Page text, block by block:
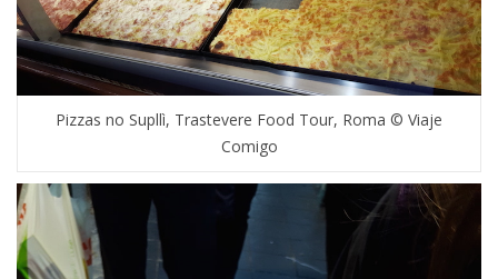
Pizzas no Supllì, Trastevere Food Tour, Roma © Viaje
Comigo